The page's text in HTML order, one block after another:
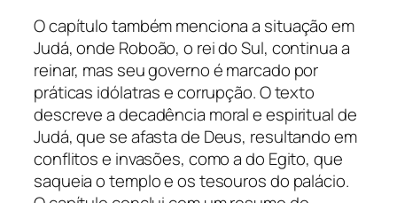
O capítulo também menciona a situação em
Judá, onde Roboão, o rei do Sul, continua a
reinar, mas seu governo é marcado por
práticas idólatras e corrupção. O texto
descreve a decadência moral e espiritual de
Judá, que se afasta de Deus, resultando em
conflitos e invasões, como a do Egito, que
saqueia o templo e os tesouros do palácio.